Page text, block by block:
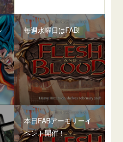
毎週水曜日はFAB!
本日FABアーモリーイ
ベント開催！